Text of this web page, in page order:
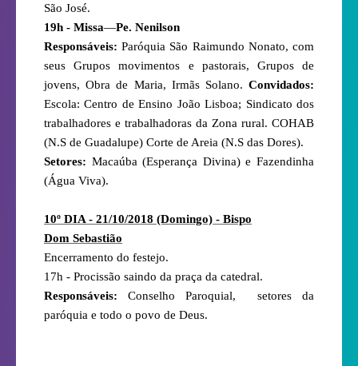
São José.
19h - Missa—Pe. Nenilson
Responsáveis:Paróquia São Raimundo Nonato, com
seus Grupos movimentos e pastorais, Grupos de
jovens, Obra de Maria, Irmãs Solano. Convidados:
Escola: Centro de Ensino João Lisboa; Sindicato dos
trabalhadores e trabalhadoras da Zona rural. COHAB
(N.S de Guadalupe) Corte de Areia (N.S das Dores).
Setores: Macaúba (Esperança Divina) e Fazendinha
(Água Viva).
10º DIA - 21/10/2018 (Domingo) - Bispo
Dom Sebastião
Encerramento do festejo.
17h - Procissão saindo da praça da catedral.
Responsáveis:Conselho Paroquial,
setores da
paróquia e todo o povo de Deus.